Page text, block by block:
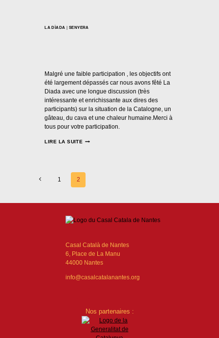
LA DÌADA | SENYERA
Malgré une faible participation , les objectifs ont
été largement dépassés car nous avons fêté La
Diada avec une longue discussion (très
intéressante et enrichissante aux dires des
participants) sur la situation de la Catalogne, un
gâteau, du cava et une chaleur humaine.Merci à
tous pour votre participation.
LIRE LA SUITE
1 2
Casal Català de Nantes
6, Place de La Manu
44000 Nantes
info@casalcatalanantes.org
Nos partenaires :